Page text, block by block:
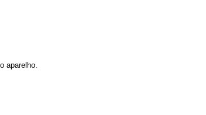
aparelho.